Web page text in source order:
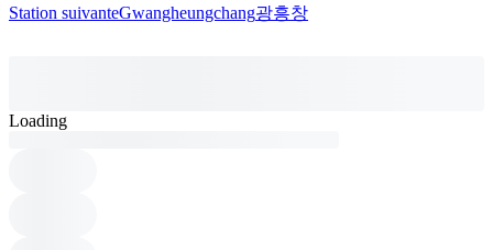
Station suivanteGwangheungchang광흥창
Loading